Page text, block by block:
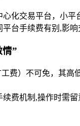
化交易平台，小
台手续费有别,影响
情”
费）不可免，其
费机制,操作时需留